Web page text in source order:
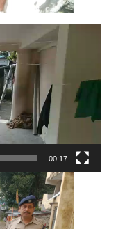
00:17